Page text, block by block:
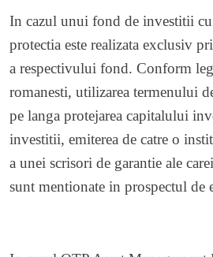
In cazul unui fond de investitii
protectia este realizata exclusiv
a respectivului fond. Conform
romanesti, utilizarea termenului
pe langa protejarea capitalului
investitii, emiterea de catre o
a unei scrisori de garantie ale
sunt mentionate in prospectul